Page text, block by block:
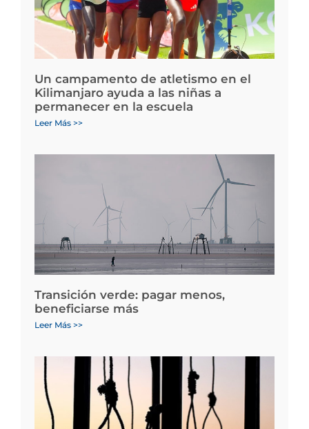
Un campamento de atletismo en el
Kilimanjaro ayuda a las niñas a
permanecer en la escuela
Leer Más >>
Transición verde: pagar menos,
beneficiarse más
Leer Más >>